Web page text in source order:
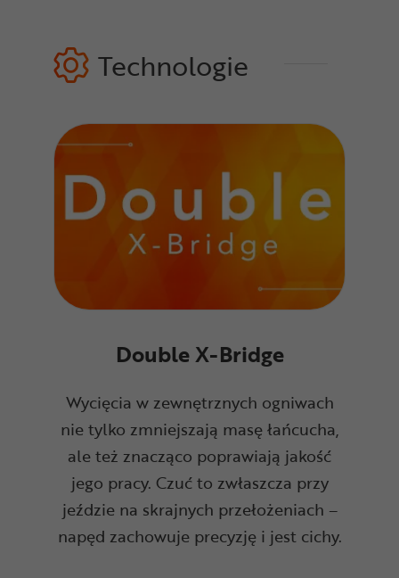
Technologie
Double X-Bridge
Wycięcia w zewnętrznych ogniwach
nie tylko zmniejszają masę łańcucha,
ale też znacząco poprawiają jakość
jego pracy. Czuć to zwłaszcza przy
jeździe na skrajnych przełożeniach –
napęd zachowuje precyzję i jest cichy.